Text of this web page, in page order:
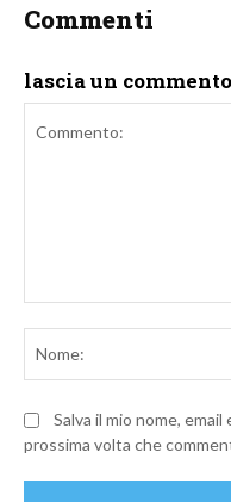
Commenti
lascia un commento
Salva il mio nome,
prossima volta che